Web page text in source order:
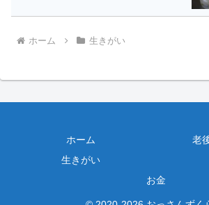
ホーム 生きがい
ホーム
老
生きがい
お金